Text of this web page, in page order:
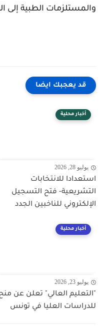
والمستلزمات الطبية إلى
قد يعجبك ايضا
أخبار محلية
يوليو 28, 2026
استعدادا للانتخابات
التشريعية- فتح التسجيل
الإلكتروني للناخبين الجدد
أخبار محلية
يوليو 23, 2026
"التعليم العالي" تعلن عن
للدراسات العليا في تونس